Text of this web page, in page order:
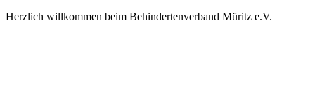
Herzlich willkommen beim Behindertenverband Müritz e.V.